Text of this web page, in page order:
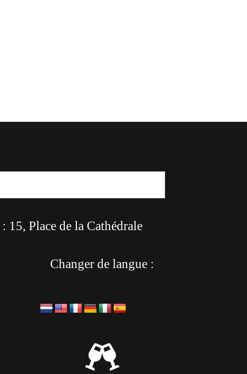
: 15, Place de la Cathédrale
Changer de langue :
